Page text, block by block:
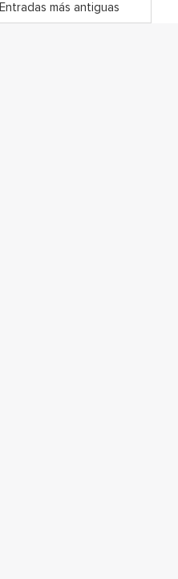
Entradas más antiguas